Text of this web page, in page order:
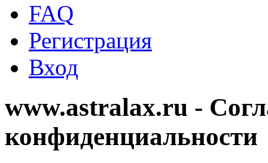
FAQ
Регистрация
Вход
www.astralax.ru -
конфиденциальности